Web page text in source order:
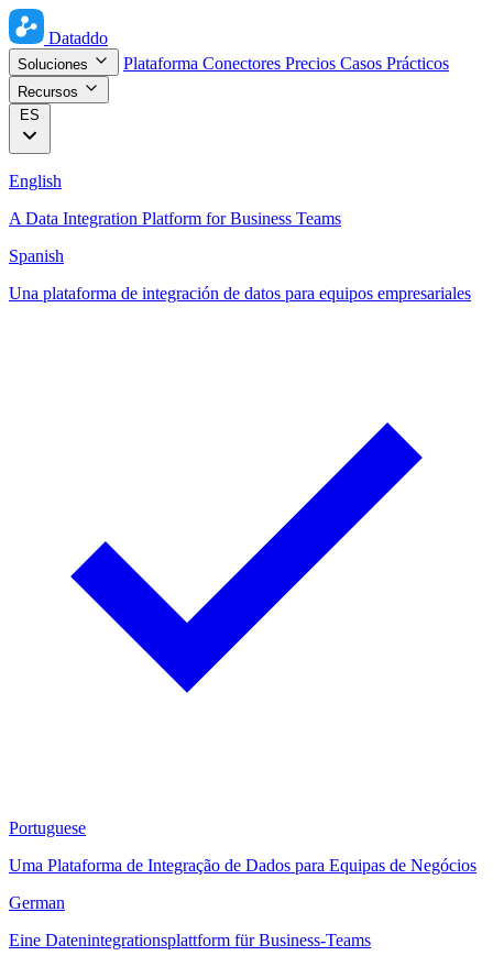
Dataddo
Soluciones Plataforma Conectores Precios Casos Prácticos
Recursos
ES
English
A Data Integration Platform for Business Teams
Spanish
Una plataforma de integración de datos para equipos empresariales
Portuguese
Uma Plataforma de Integração de Dados para Equipas de Negócios
German
Eine Datenintegrationsplattform für Business-Teams